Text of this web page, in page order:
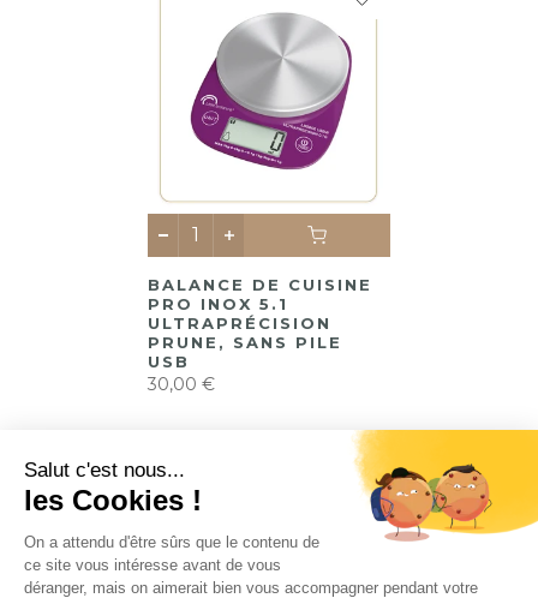
BALANCE DE CUISINE
PRO INOX 5.1
ULTRAPRÉCISION
PRUNE, SANS PILE
USB
30,00 €
CONTACT
INFORMATION